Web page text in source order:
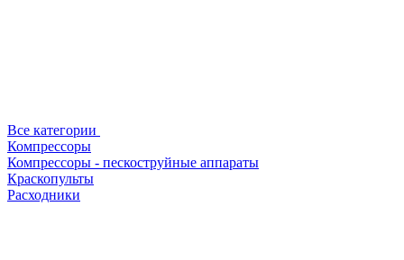
Все категории
Компрессоры
Компрессоры - пескоструйные аппараты
Краскопульты
Расходники